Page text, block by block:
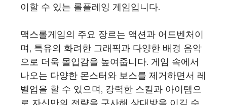
이할 수 있는 롤플레잉 게임입니다.
맥스롤게임의 주요 장르는 액션과 어드벤처이
며, 특유의 화려한 그래픽과 다양한 배경 음악
으로 더욱 몰입감을 높여줍니다. 게임 속에서
나오는 다양한 몬스터와 보스를 제거하면서 레
벨업을 할 수 있으며, 강력한 스킬과 아이템으